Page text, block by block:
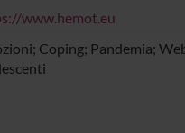
www.hemot.eu
Coping; Pandemia;